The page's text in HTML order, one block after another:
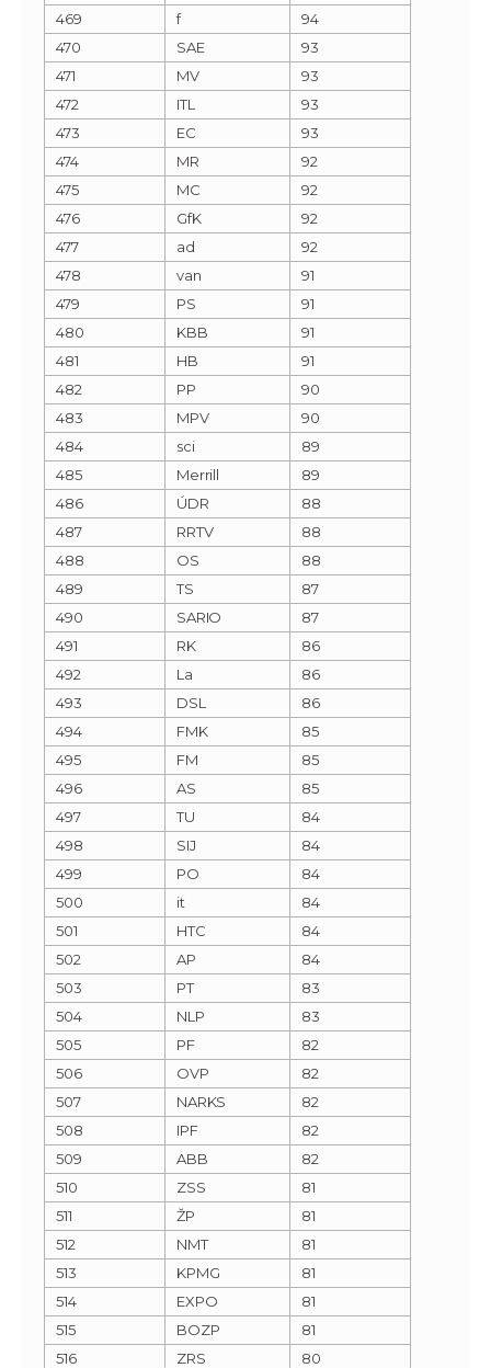
469
f
94
470
SAE
93
471
MV
93
472
ITL
93
473
EC
93
474
MR
92
475
MC
92
476
GfK
92
477
ad
92
478
van
91
479
PS
91
480
KBB
91
481
HB
91
482
PP
90
483
MPV
90
484
sci
89
485
Merrill
89
486
ÚDR
88
487
RRTV
88
488
OS
88
489
TS
87
490
SARIO
87
491
RK
86
492
La
86
493
DSL
86
494
FMK
85
495
FM
85
496
AS
85
497
TU
84
498
SIJ
84
499
PO
84
500
it
84
501
HTC
84
502
AP
84
503
PT
83
504
NLP
83
505
PF
82
506
OVP
82
507
NARKS
82
508
IPF
82
509
ABB
82
510
ZSS
81
511
ŽP
81
512
NMT
81
513
KPMG
81
514
EXPO
81
515
BOZP
81
516
ZRS
80